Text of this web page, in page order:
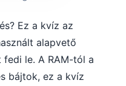
Ez a kvíz az
alapvető
le. A RAM-tól a
bájtok, ez a kvíz